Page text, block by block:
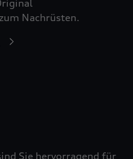
Nachrüsten.
Sie hervorragend für